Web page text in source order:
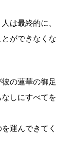
は最終的に、
ができなくな
の蓮華の御足
しにすべてを
運んできてく